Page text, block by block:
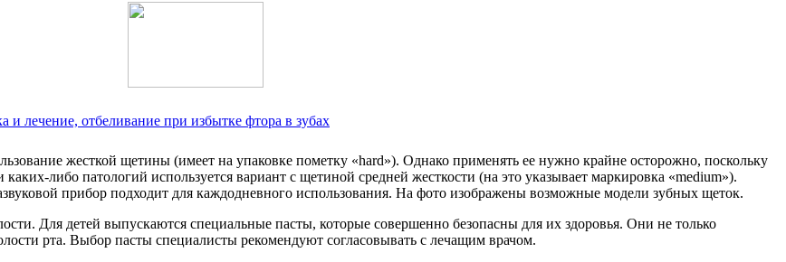
лечение, отбеливание при избытке фтора в зубах
жесткой щетины (имеет на упаковке пометку «hard»). Однако применять ее нужно крайне осторожно, поскольку
либо патологий используется вариант с щетиной средней жесткости (на это указывает маркировка «medium»).
прибор подходит для каждодневного использования. На фото изображены возможные модели зубных щеток.
Для детей выпускаются специальные пасты, которые совершенно безопасны для их здоровья. Они не только
рта. Выбор пасты специалисты рекомендуют согласовывать с лечащим врачом.